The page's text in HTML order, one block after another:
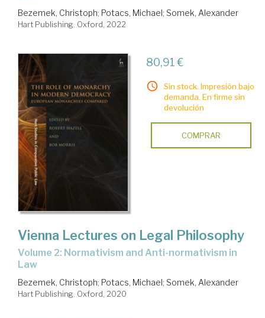
Bezemek, Christoph; Potacs, Michael; Somek, Alexander
Hart Publishing. Oxford, 2022
80,91 €
Sin stock. Impresión bajo
demanda. En firme sin
devolución
COMPRAR
Vienna Lectures on Legal Philosophy
Volume 2: Normativism and Anti-normativism in
Law
Bezemek, Christoph; Potacs, Michael ; Somek, Alexander
Hart Publishing. Oxford, 2020